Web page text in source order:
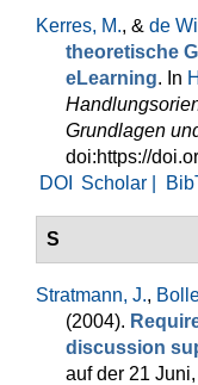
Kerres, M., & de
theoretische
eLearning. In
Grundlagen
doi:https://
DOI
Scholar |
S
Stratmann, J.,
(2004).
discussion
auf der 21